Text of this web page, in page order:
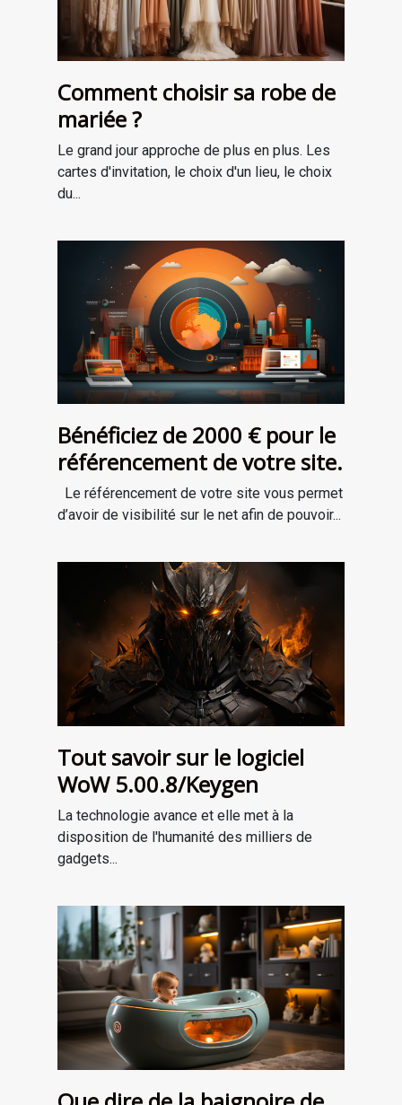
Comment choisir sa robe de
mariée ?
Le grand jour approche de plus en plus. Les
cartes d'invitation, le choix d'un lieu, le choix
du...
Bénéficiez de 2000 € pour le
référencement de votre site.
Le référencement de votre site vous permet
d’avoir de visibilité sur le net afin de pouvoir...
Tout savoir sur le logiciel
WoW 5.00.8/Keygen
La technologie avance et elle met à la
disposition de l'humanité des milliers de
gadgets...